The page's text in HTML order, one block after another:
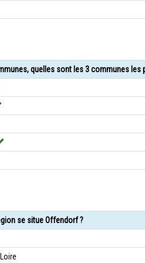
quelles sont les 3 communes les
se situe Offendorf ?